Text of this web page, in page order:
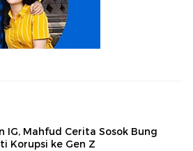
IG, Mahfud Cerita Sosok Bung
Korupsi ke Gen Z